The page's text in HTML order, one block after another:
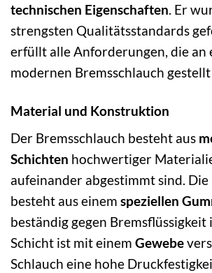
technischen Eigenschaften . Er
strengsten Qualitätsstandards
erfüllt alle Anforderungen, die an
modernen Bremsschlauch gestellt
Material und Konstruktion
Der Bremsschlauch besteht aus
Schichten hochwertiger
aufeinander abgestimmt sind.
besteht aus einem speziellen
beständig gegen Bremsflüssigkeit
Schicht ist mit einem Gewebe
Schlauch eine hohe